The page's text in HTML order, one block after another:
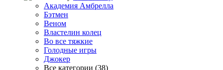
Академия Амбрелла
Бэтмен
Веном
Властелин колец
Во все тяжкие
Голодные игры
Джокер
Все категории (38)